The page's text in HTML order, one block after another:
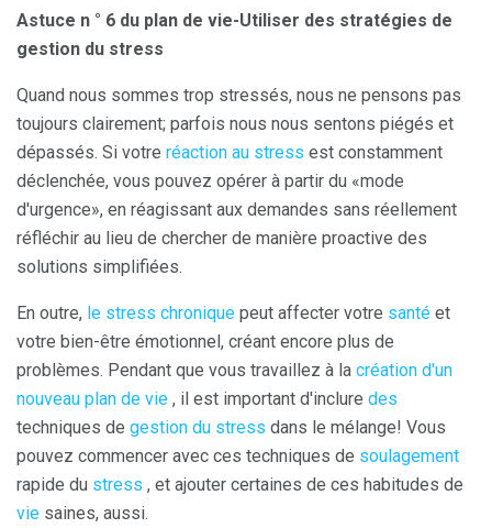
Astuce n ° 6 du plan de vie-Utiliser des stratégies de
gestion du stress
Quand nous sommes trop stressés, nous ne pensons pas
toujours clairement; parfois nous nous sentons piégés et
dépassés. Si votre réaction au stress est constamment
déclenchée, vous pouvez opérer à partir du «mode
d'urgence», en réagissant aux demandes sans réellement
réfléchir au lieu de chercher de manière proactive des
solutions simplifiées.
En outre, le stress chronique peut affecter votre santé et
votre bien-être émotionnel, créant encore plus de
problèmes. Pendant que vous travaillez à la création d'un
nouveau plan de vie , il est important d'inclure des
techniques de gestion du stress dans le mélange! Vous
pouvez commencer avec ces techniques de soulagement
rapide du stress , et ajouter certaines de ces habitudes de
vie saines, aussi.